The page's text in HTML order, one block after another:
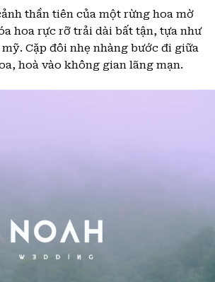
thần tiên của một rừng hoa mờ
hoa rực rỡ trải dài bất tận, tựa như
Cặp đôi nhẹ nhàng bước đi giữa
hoà vào không gian lãng mạn.